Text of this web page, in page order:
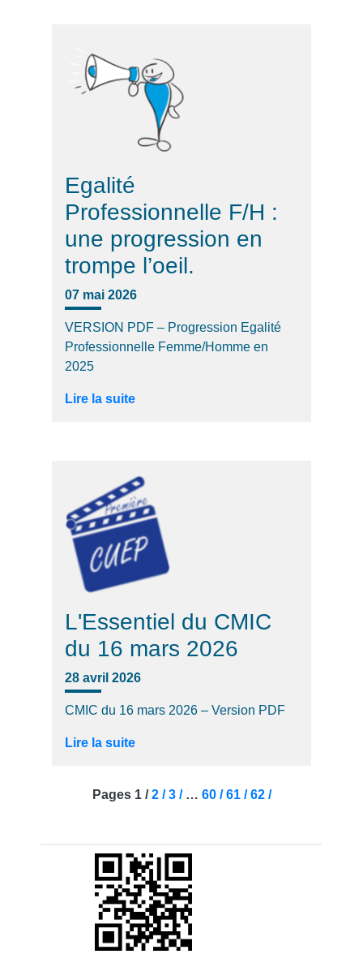
Egalité
Professionnelle F/H :
une progression en
trompe l’oeil.
07 mai 2026
VERSION PDF – Progression Egalité
Professionnelle Femme/Homme en
2025
Lire la suite
L'Essentiel du CMIC
du 16 mars 2026
28 avril 2026
CMIC du 16 mars 2026 – Version PDF
Lire la suite
Pages 1 /2 /3 / … 60 /61 /62 /